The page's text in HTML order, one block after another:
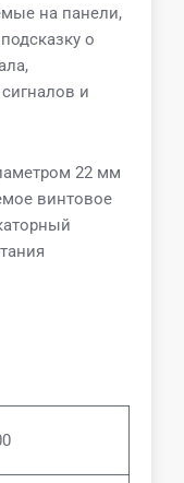
на панели,
о
и
22 мм
винтовое